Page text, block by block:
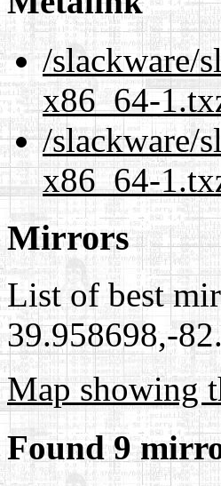
/slackware/
x86_64-
/slackware/
x86_64-
Mirrors
List of best
39.958698,-
Map showing
Found 9